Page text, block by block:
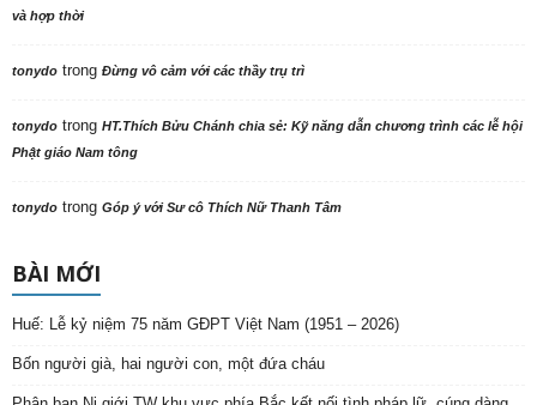
và hợp thời
tonydo trong Đừng vô cảm với các thầy trụ trì
tonydo trong HT.Thích Bửu Chánh chia sẻ: Kỹ năng dẫn chương trình các lễ hội
Phật giáo Nam tông
tonydo trong Góp ý với Sư cô Thích Nữ Thanh Tâm
BÀI MỚI
Huế: Lễ kỷ niệm 75 năm GĐPT Việt Nam (1951 – 2026)
Bốn người già, hai người con, một đứa cháu